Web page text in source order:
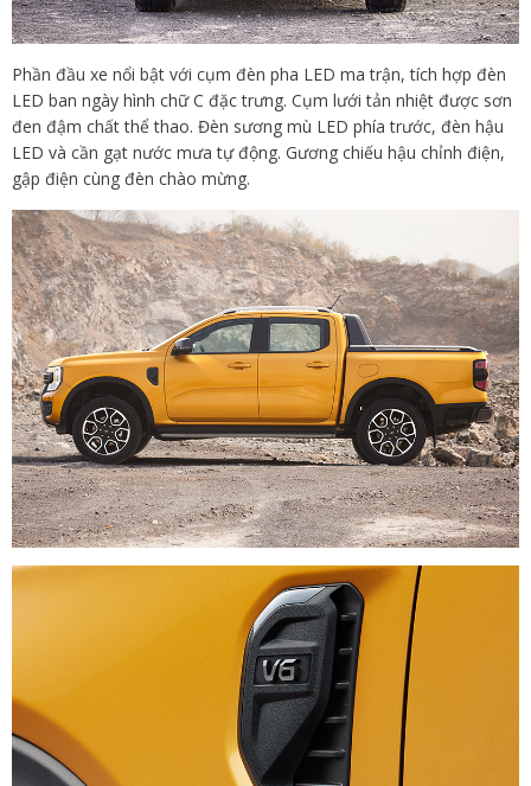
Phần đầu xe nổi bật với cụm đèn pha LED ma trận, tích hợp đèn
LED ban ngày hình chữ C đặc trưng. Cụm lưới tản nhiệt được sơn
đen đậm chất thể thao. Đèn sương mù LED phía trước, đèn hậu
LED và cần gạt nước mưa tự động. Gương chiếu hậu chỉnh điện,
gập điện cùng đèn chào mừng.